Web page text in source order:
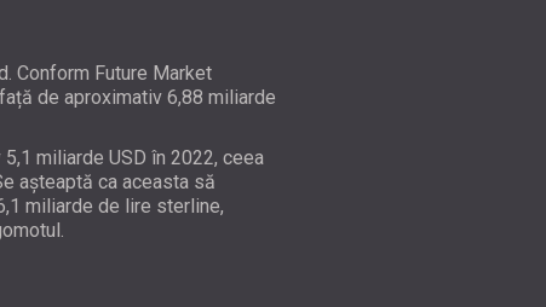
Conform Future Market
de aproximativ 6,88 miliarde
miliarde USD în 2022, ceea
așteaptă ca aceasta să
miliarde de lire sterline,